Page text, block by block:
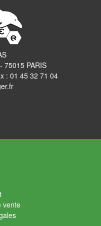
75015 PARIS
: 01 45 32 71 04
vente